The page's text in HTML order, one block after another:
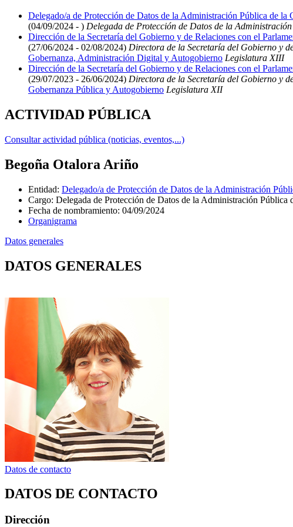
Delegado/a de Protección de Datos de la Administración Pública de la
(04/09/2024 - ) Delegada de Protección de Datos de la
Dirección de la Secretaría del Gobierno y de Relaciones con el
(27/06/2024 - 02/08/2024) Directora de la Secretaría del Gobierno y
Gobernanza, Administración Digital y Autogobierno Legislatura XIII
Dirección de la Secretaría del Gobierno y de Relaciones con el
(29/07/2023 - 26/06/2024) Directora de la Secretaría del Gobierno y
Gobernanza Pública y Autogobierno Legislatura XII
ACTIVIDAD PÚBLICA
Consultar actividad pública (noticias, eventos,...)
Begoña Otalora Ariño
Entidad: Delegado/a de Protección de Datos de la Administración
Cargo: Delegada de Protección de Datos de la Administración
Fecha de nombramiento: 04/09/2024
Organigrama
Datos generales
DATOS GENERALES
Datos de contacto
DATOS DE CONTACTO
Dirección